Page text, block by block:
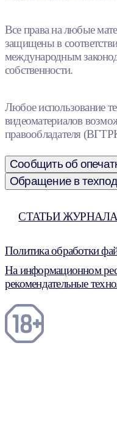
Все права на любые
защищены в
международным
собственности.
Любое использование
видеоматериалов
правообладателя
Сообщить об
Обращение в
СТАТЬИ
Политика обработки
На информационном
рекомендательные